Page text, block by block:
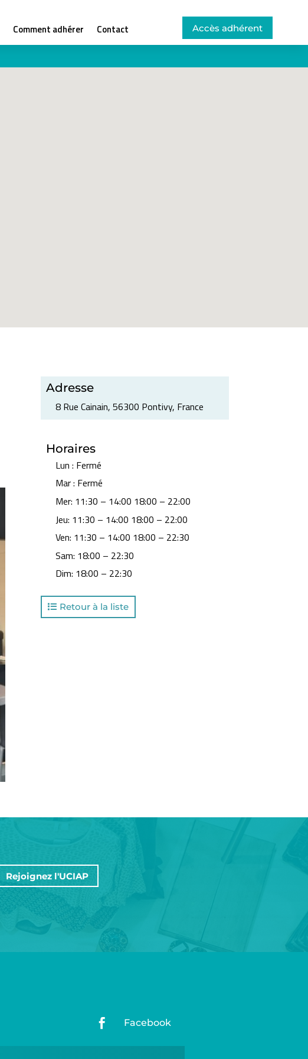
Comment adhérer Contact Accès adhérent
Adresse
8 Rue Cainain, 56300 Pontivy, France
Horaires
Lun: Fermé
Mar: Fermé
Mer: 11:30 – 14:00 18:00 – 22:00
Jeu: 11:30 – 14:00 18:00 – 22:00
Ven: 11:30 – 14:00 18:00 – 22:30
Sam: 18:00 – 22:30
Dim: 18:00 – 22:30
Retour à la liste
Rejoignez l'UCIAP
 Facebook